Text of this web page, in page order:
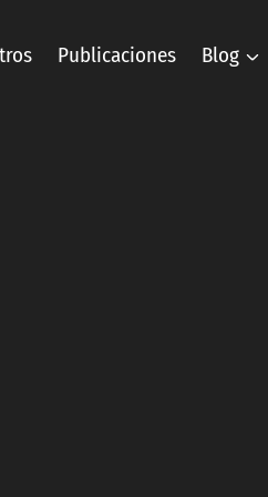
Publicaciones Blog